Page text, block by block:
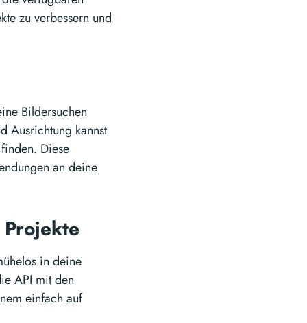
zu verbessern und
Bildersuchen
Ausrichtung kannst
Diese
an deine
in deine
API mit den
einfach auf